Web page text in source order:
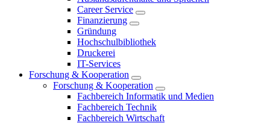
Career Service
Finanzierung
Gründung
Hochschulbibliothek
Druckerei
IT-Services
Forschung & Kooperation
Forschung & Kooperation
Fachbereich Informatik und Medien
Fachbereich Technik
Fachbereich Wirtschaft